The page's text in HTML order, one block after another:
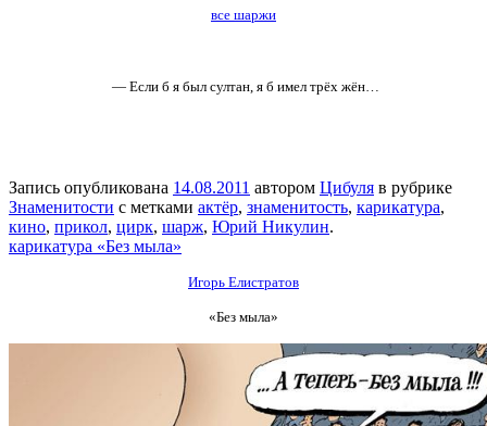
все шаржи
— Если б я был султан, я б имел трёх жён…
Запись опубликована 14.08.2011 автором Цибуля в рубрике
Знаменитости с метками актёр, знаменитость, карикатура,
кино, прикол, цирк, шарж, Юрий Никулин.
карикатура «Без мыла»
Игорь Елистратов
«Без мыла»